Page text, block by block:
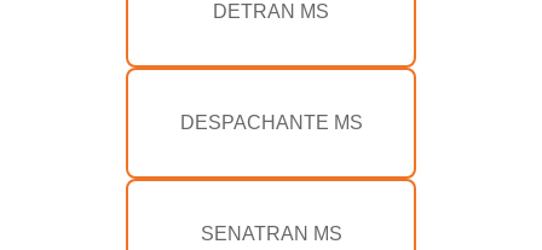
DETRAN MS
DESPACHANTE MS
SENATRAN MS